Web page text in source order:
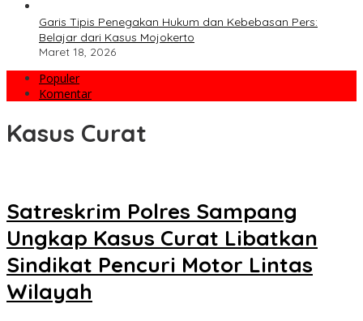
Garis Tipis Penegakan Hukum dan Kebebasan Pers:
Belajar dari Kasus Mojokerto
Maret 18, 2026
Populer
Komentar
Kasus Curat
Satreskrim Polres Sampang
Ungkap Kasus Curat Libatkan
Sindikat Pencuri Motor Lintas
Wilayah